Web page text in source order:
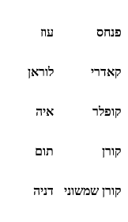
פנחס עוז
קאדרי לוראן
קופלר איה
קורן תום
קורן שמשוני דניה